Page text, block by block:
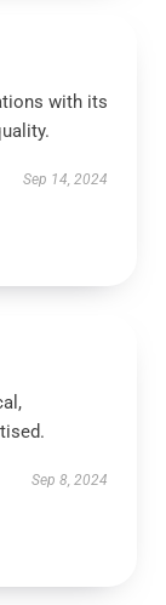
with its
Sep 14, 2024
Sep 8, 2024